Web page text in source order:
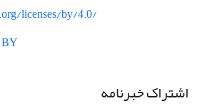
licenses/by/4.0/
اشتراک خبرنامه